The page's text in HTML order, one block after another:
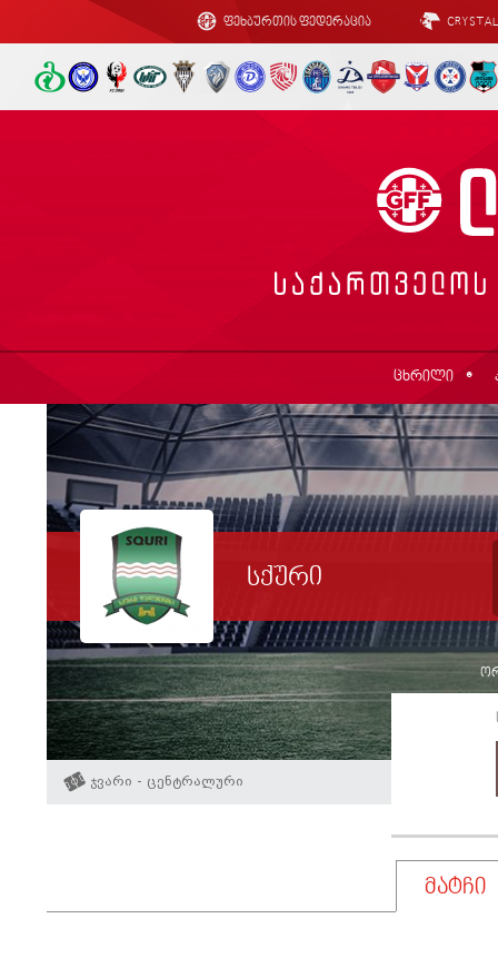
ფეხბურთის ფედერაცია
ცხრილი
სქური
ჯვარი - ცენტრალური
მატჩი